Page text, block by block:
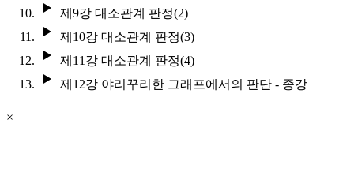
제9강 대소관계 판정(2)
제10강 대소관계 판정(3)
제11강 대소관계 판정(4)
제12강 야리꾸리한 그래프에서의 판단 - 종강
×